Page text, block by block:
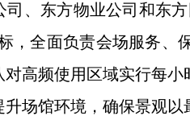
司、东方物业公司和东
，全面负责会场服务
高频使用区域实行每
场馆环境，确保景观